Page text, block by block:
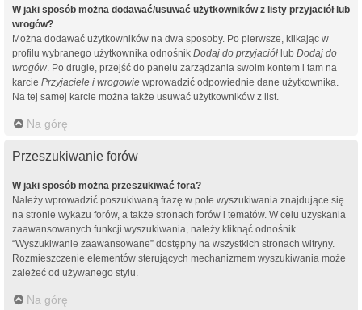
W jaki sposób można dodawać/usuwać użytkowników z listy przyjaciół lub
wrogów?
Można dodawać użytkowników na dwa sposoby. Po pierwsze, klikając w
profilu wybranego użytkownika odnośnik Dodaj do przyjaciół lub Dodaj do
wrogów. Po drugie, przejść do panelu zarządzania swoim kontem i tam na
karcie Przyjaciele i wrogowie wprowadzić odpowiednie dane użytkownika.
Na tej samej karcie można także usuwać użytkowników z list.
Na górę
Przeszukiwanie forów
W jaki sposób można przeszukiwać fora?
Należy wprowadzić poszukiwaną frazę w pole wyszukiwania znajdujące się
na stronie wykazu forów, a także stronach forów i tematów. W celu uzyskania
zaawansowanych funkcji wyszukiwania, należy kliknąć odnośnik
“Wyszukiwanie zaawansowane” dostępny na wszystkich stronach witryny.
Rozmieszczenie elementów sterujących mechanizmem wyszukiwania może
zależeć od używanego stylu.
Na górę